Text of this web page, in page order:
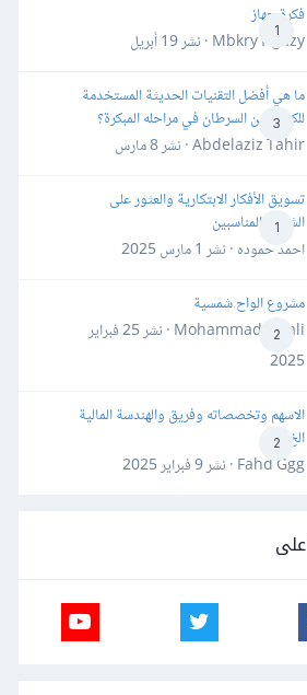
1
فكرة جهاز
Mbkry Hgazy · نشر
19 أبريل
3
ما هي أفضل التقنيات الحديثة المستخدمة
للكشف عن السرطان في مراحله المبكرة؟
Abdelaziz Tahir · نشر
8 مارس
1
تسويق الأفكار الابتكارية والعثور على
الشركاء المناسبين
احمد حموده · نشر 1 مارس 2025
2
مشروع الواح شمسية
Mohammad Awali · نشر
25 فبراير
2025
2
الاسهم وتخصصاته وفريق والهندسة المالية
الخ
Fahd Ggg · نشر
9 فبراير 2025
على